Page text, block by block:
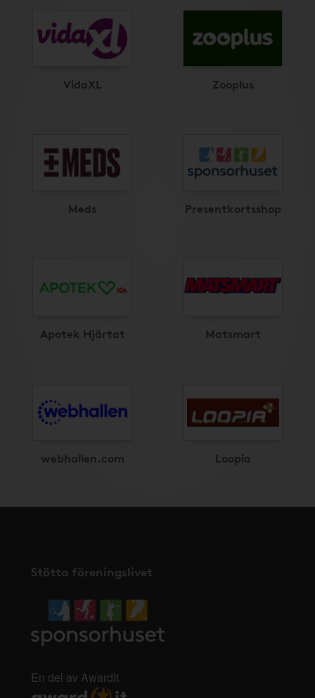
VidaXL Zooplus
Meds Presentkortsshop
Apotek Hjärtat Matsmart
webhallen.com Loopia
Stötta föreningslivet
En del av AwardIt